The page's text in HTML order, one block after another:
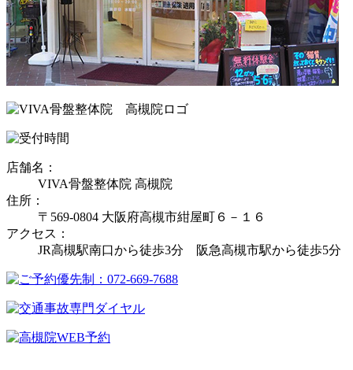
店舗名：
VIVA骨盤整体院 高槻院
住所：
〒569-0804 大阪府高槻市紺屋町６－１６
アクセス：
JR高槻駅南口から徒歩3分 阪急高槻市駅から徒歩5分